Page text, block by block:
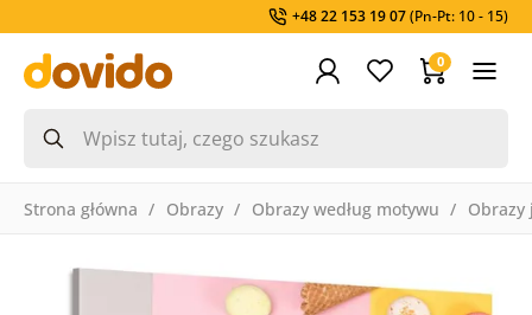
+48 22 153 19 07(Pn-Pt: 10 - 15)
0
Strona główna Obrazy Obrazy według motywu Obrazy